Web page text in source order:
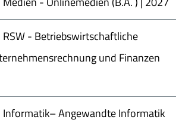
- Betriebswirtschaftliche
und Finanzen
Informatik– Angewandte Informatik